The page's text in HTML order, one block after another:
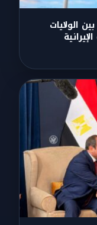
الولايات